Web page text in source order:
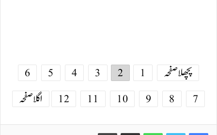
پچھلا صفحہ 1
2
3
4
5
6
7
8
9
10
11
12 اگلا صفحہ